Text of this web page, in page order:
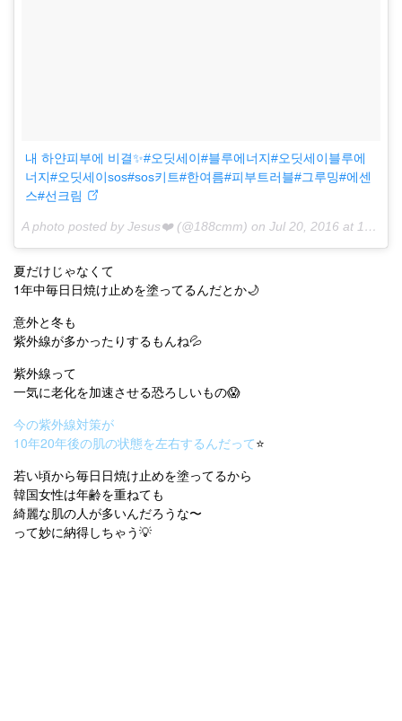
내 하얀피부에 비결✨#오딧세이#블루에너지#오딧세이블루에
너지#오딧세이sos#sos키트#한여름#피부트러블#그루밍#에센
스#선크림
A photo posted by Jesus❤️ (@188cmm) on Jul 20, 2016 at 12:59am PDT
夏だけじゃなくて
1年中毎日日焼け止めを塗ってるんだとか🌙
意外と冬も
紫外線が多かったりするもんね💦
紫外線って
一気に老化を加速させる恐ろしいもの😱
今の紫外線対策が
10年20年後の肌の状態を左右するんだって⭐️
若い頃から毎日日焼け止めを塗ってるから
韓国女性は年齢を重ねても
綺麗な肌の人が多いんだろうな〜
って妙に納得しちゃう💡